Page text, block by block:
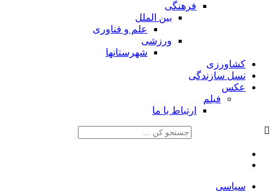
فرهنگی
بین الملل
علم و فناوری
ورزشی
شهرستانها
کشاورزی
نسل سازندگی
عکس
فیلم
ارتباط با ما
سیاسی